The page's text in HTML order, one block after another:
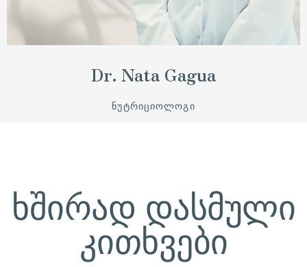
Dr. Nata Gagua
ᲜᲣᲢᲠᲘᲪᲘᲝᲚᲝᲒᲘ
ხშირად დასმული
კითხვები